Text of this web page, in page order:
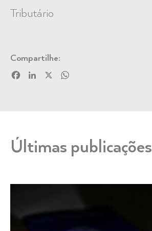
Tributário
Compartilhe:
FacebookLinkedIn
Últimas publicações